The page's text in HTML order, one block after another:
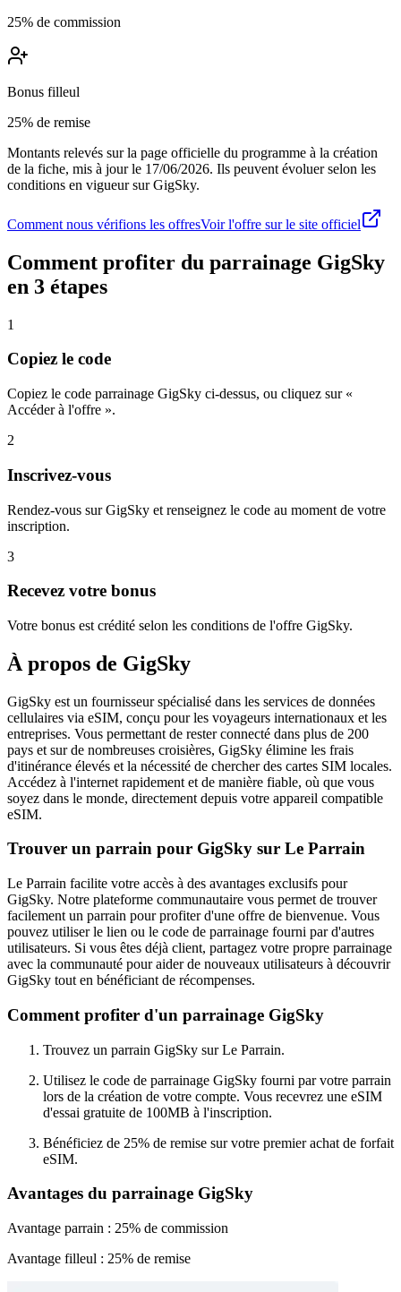
25% de commission
Bonus filleul
25% de remise
Montants relevés sur la page officielle du programme à la création
de la fiche, mis à jour le 17/06/2026. Ils peuvent évoluer selon les
conditions en vigueur surGigSky.
Comment nous vérifions les offresVoir l'offre sur le site officiel
Comment profiter du parrainage GigSky
en 3 étapes
1
Copiez le code
Copiez le code parrainage GigSky ci-dessus, ou cliquez sur «
Accéder à l'offre ».
2
Inscrivez-vous
Rendez-vous sur GigSky et renseignez le code au moment de votre
inscription.
3
Recevez votre bonus
Votre bonus est crédité selon les conditions de l'offre GigSky.
À propos de GigSky
GigSky est un fournisseur spécialisé dans les services de données
cellulaires via eSIM, conçu pour les voyageurs internationaux et les
entreprises. Vous permettant de rester connecté dans plus de 200
pays et sur de nombreuses croisières, GigSky élimine les frais
d'itinérance élevés et la nécessité de chercher des cartes SIM locales.
Accédez à l'internet rapidement et de manière fiable, où que vous
soyez dans le monde, directement depuis votre appareil compatible
eSIM.
Trouver un parrain pour GigSky sur Le Parrain
Le Parrain facilite votre accès à des avantages exclusifs pour
GigSky. Notre plateforme communautaire vous permet de trouver
facilement un parrain pour profiter d'une offre de bienvenue. Vous
pouvez utiliser le lien ou le code de parrainage fourni par d'autres
utilisateurs. Si vous êtes déjà client, partagez votre propre parrainage
avec la communauté pour aider de nouveaux utilisateurs à découvrir
GigSky tout en bénéficiant de récompenses.
Comment profiter d'un parrainage GigSky
Trouvez un parrain GigSky sur Le Parrain.
Utilisez le code de parrainage GigSky fourni par votre parrain
lors de la création de votre compte. Vous recevrez une eSIM
d'essai gratuite de 100MB à l'inscription.
Bénéficiez de 25% de remise sur votre premier achat de forfait
eSIM.
Avantages du parrainage GigSky
Avantage parrain : 25% de commission
Avantage filleul : 25% de remise